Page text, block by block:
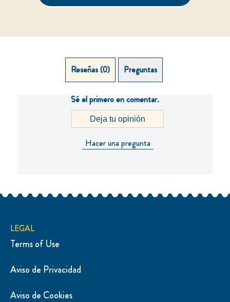
Reseñas (0) Preguntas (0)
Sé el primero en comentar.
Deja tu opinión
Hacer una pregunta
LEGAL
Terms of Use
Aviso de Privacidad
Aviso de Cookies